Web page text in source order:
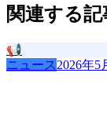
関連する記
📢
ニュース 2026年5